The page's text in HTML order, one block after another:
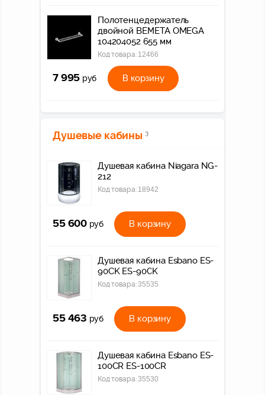
Полотенцедержатель
двойной BEMETA OMEGA
104204052 655 мм
Код товара: 12466
7 995 руб В корзину
Душевые кабины 3
Душевая кабина Niagara NG-
212
Код товара: 18942
55 600 руб В корзину
Душевая кабина Esbano ES-
90CK ES-90CK
Код товара:35535
55 463 руб В корзину
Душевая кабина Esbano ES-
100CR ES-100CR
Код товара:35530